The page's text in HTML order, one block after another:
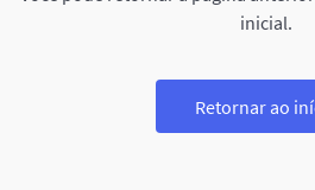
inicial.
Retornar ao